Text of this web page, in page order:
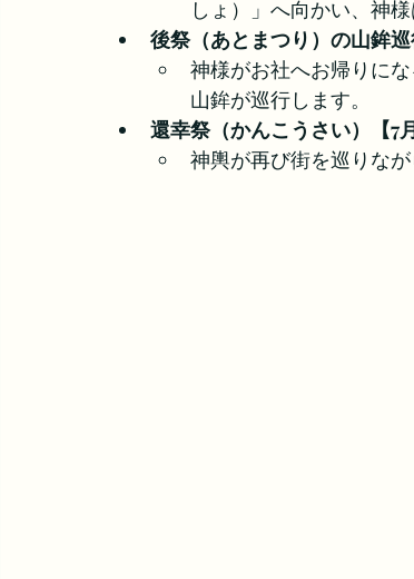
しょ）」へ向かい、神
後祭（あとまつり）の山鉾巡
神様がお社へお帰りに
山鉾が巡行します。
還幸祭（かんこうさい）【7
神輿が再び街を巡りな